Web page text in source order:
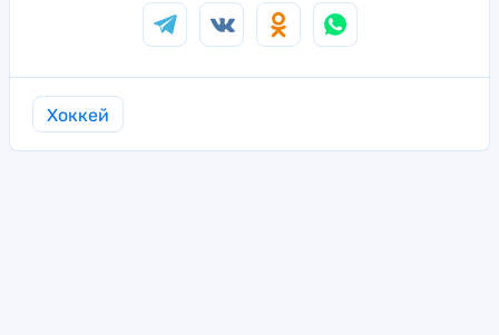
Хоккей